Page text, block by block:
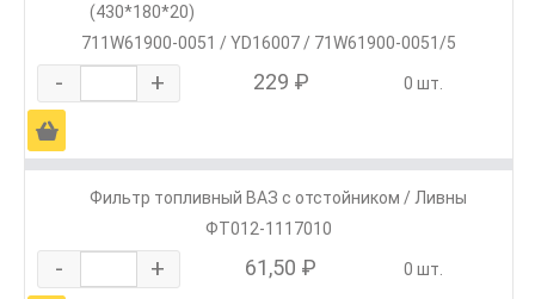
(430*180*20)
711W61900-0051 / YD16007 / 71W61900-0051/5
- + 229 ₽ 0 шт.
Ä
Фильтр топливный ВАЗ с отстойником / Ливны
ФТ012-1117010
- + 61,50 ₽ 0 шт.